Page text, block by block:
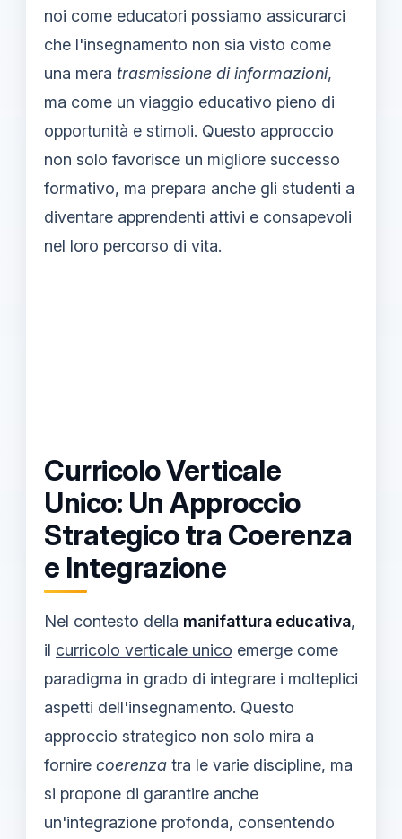
noi come educatori possiamo assicurarci
che l'insegnamento non sia visto come
una mera trasmissione di informazioni,
ma come un viaggio educativo pieno di
opportunità e stimoli. Questo approccio
non solo favorisce un migliore successo
formativo, ma prepara anche gli studenti a
diventare apprendenti attivi e consapevoli
nel loro percorso di vita.
Curricolo Verticale
Unico: Un Approccio
Strategico tra Coerenza
e Integrazione
Nel contesto della manifattura educativa,
il curricolo verticale unico emerge come
paradigma in grado di integrare i molteplici
aspetti dell'insegnamento. Questo
approccio strategico non solo mira a
fornire coerenza tra le varie discipline, ma
si propone di garantire anche
un'integrazione profonda, consentendo